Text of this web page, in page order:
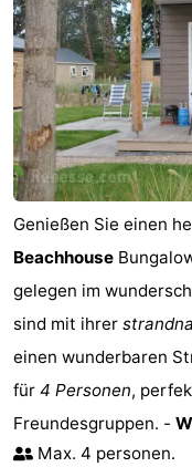
Genießen Sie einen
Beachhouse
gelegen im
sind mit ihrer
einen wunderbaren
für 4 Personen,
Freundesgruppen. -
Max. 4 personen.